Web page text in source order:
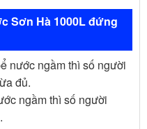
Sơn Hà 1000L đứng
nước ngầm thì số người
đủ.
ngầm thì số người